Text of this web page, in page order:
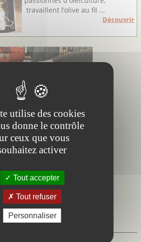
travaillent l’olive au fil ...
Découvrir
utilise des cookies
donne le contrôle
ceux que vous
activer
Tout accepter
Tout refuser
Personnaliser